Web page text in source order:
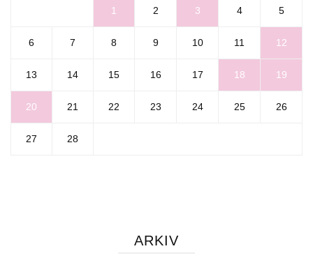
1 2 3 4 5
6 7 8 9 10 11 12
13 14 15 16 17 18 19
20 21 22 23 24 25 26
27 28
ARKIV